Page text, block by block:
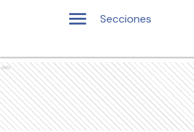
Secciones
Ads